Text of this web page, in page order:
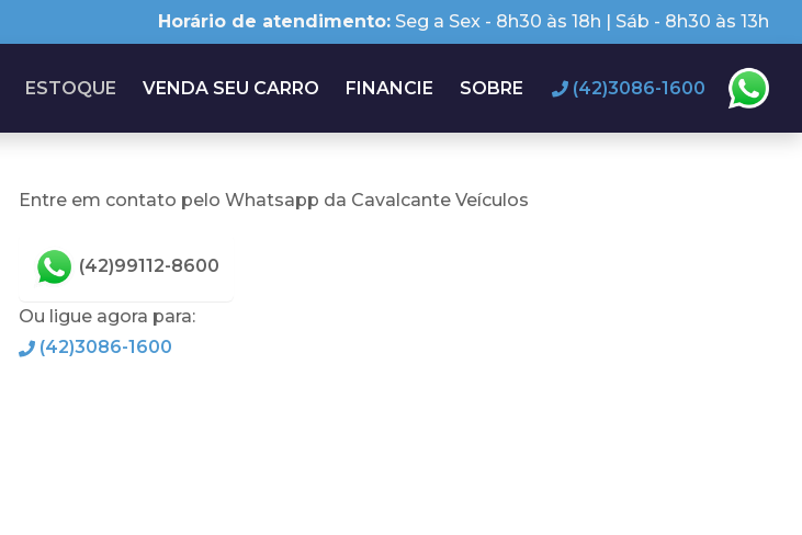
Horário de atendimento: Seg a Sex - 8h30 às 18h | Sáb - 8h30 às 13h
ESTOQUE VENDA SEU CARRO FINANCIE SOBRE (42)3086-1600
Entre em contato pelo Whatsapp da Cavalcante Veículos
(42)99112-8600
Ou ligue agora para:
(42)3086-1600